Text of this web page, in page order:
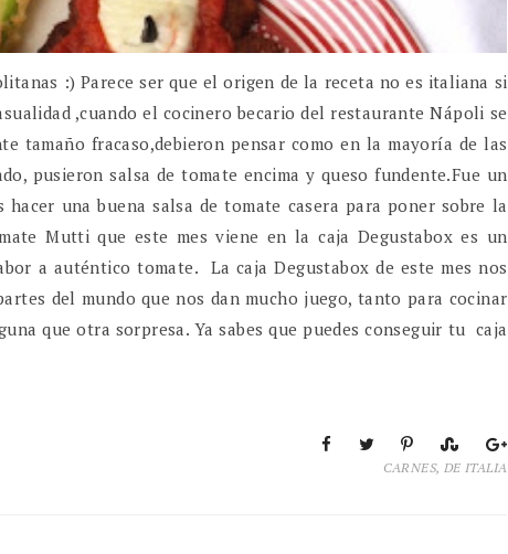
:) Parece ser que el origen de la receta no es italiana si
,cuando el cocinero becario del restaurante Nápoli se
tamaño fracaso,debieron pensar como en la mayoría de las
pusieron salsa de tomate encima y queso fundente.Fue un
una buena salsa de tomate casera para poner sobre la
Mutti que este mes viene en la caja Degustabox es un
a auténtico tomate. La caja Degustabox de este mes nos
del mundo que nos dan mucho juego, tanto para cocinar
que otra sorpresa. Ya sabes que puedes conseguir tu caja
CARNES, DE ITALIA